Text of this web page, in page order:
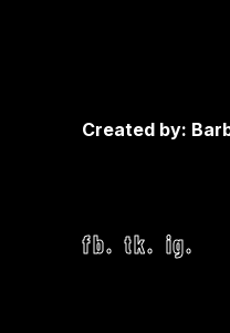
Created by:
fb. tk. ig.